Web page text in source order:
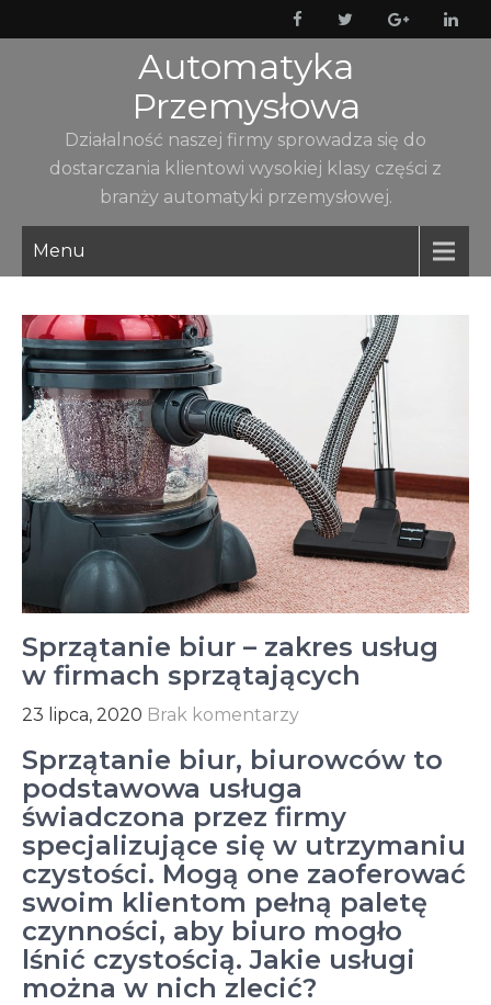
to
Automatyka
Przemysłowa
Działalność naszej firmy sprowadza się do
dostarczania klientowi wysokiej klasy części z
branży automatyki przemysłowej.
Menu
Sprzątanie biur – zakres usług
w firmach sprzątających
23 lipca, 2020 Brak komentarzy
Sprzątanie biur, biurowców to
podstawowa usługa
świadczona przez firmy
specjalizujące się w utrzymaniu
czystości. Mogą one zaoferować
swoim klientom pełną paletę
czynności, aby biuro mogło
lśnić czystością. Jakie usługi
można w nich zlecić?